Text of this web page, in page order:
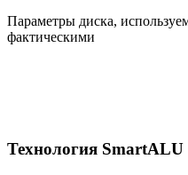
Параметры диска,
фактическими
Технология SmartALU